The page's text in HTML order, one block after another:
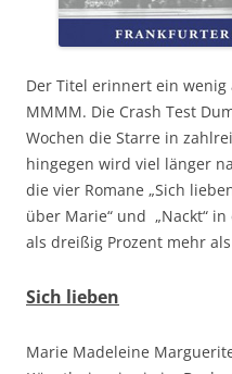
Der Titel erinnert ein wenig
MMMM. Die Crash Test
Wochen die Starre in
hingegen wird viel länger
die vier Romane „Sich
über Marie“ und „Nackt“
als dreißig Prozent mehr
Sich lieben
Marie Madeleine